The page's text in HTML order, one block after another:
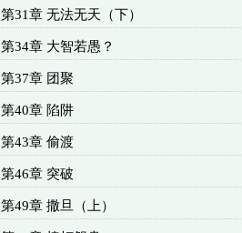
第31章 无法无天（下）
第34章 大智若愚？
第37章 团聚
第40章 陷阱
第43章 偷渡
第46章 突破
第49章 撒旦（上）